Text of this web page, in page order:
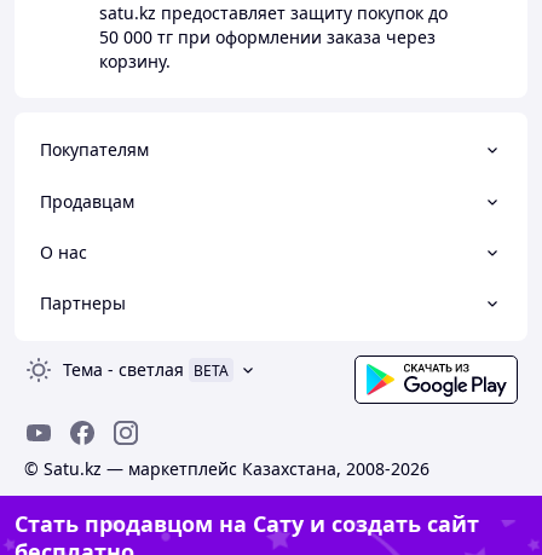
satu.kz предоставляет защиту покупок до
50 000 тг при оформлении заказа через
корзину.
Покупателям
Продавцам
О нас
Партнеры
Тема - светлая BETA
© Satu.kz — маркетплейс Казахстана, 2008-2026
Стать продавцом на Сату и создать сайт